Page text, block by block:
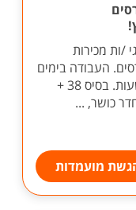
/ות מכירות
העבודה בימים
א'-ה' + שישי לסירוגין, יש גמישות בשעות. בסיס 38 +
כושר, ...
מועמדות